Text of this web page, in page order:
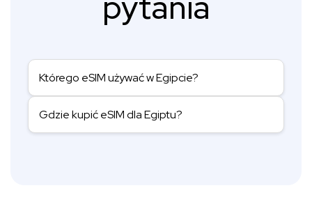
Którego eSIM używać w Egipcie?
Gdzie kupić eSIM dla Egiptu?